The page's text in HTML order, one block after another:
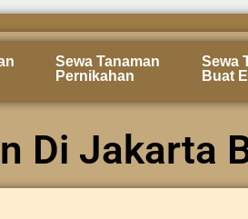
Sewa Tanaman
Pernikahan
Sewa
Buat
Di Jakarta